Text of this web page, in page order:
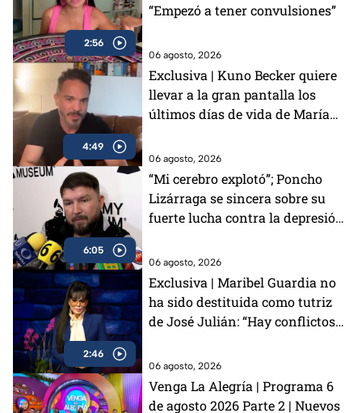
2:56
“Empezó a tener convulsiones”
06 agosto, 2026
4:49
Exclusiva | Kuno Becker quiere
llevar a la gran pantalla los
últimos días de vida de María
vi, también lo harías”
06 agosto, 2026
6:05
“Mi cerebro explotó”; Poncho
Lizárraga se sincera sobre su
fuerte lucha contra la depresión
06 agosto, 2026
2:46
Exclusiva | Maribel Guardia no
ha sido destituida como tutriz
de José Julián: “Hay conflictos
06 agosto, 2026
Venga La Alegría | Programa 6
de agosto 2026 Parte 2 | Nuevos